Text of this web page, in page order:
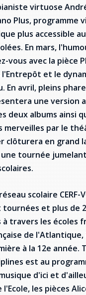
virtuose
Plus, programme
plus accessible
En mars,
vous avec la pièce
l'Entrepôt et le
En avril, pleins
une version
deux albums ainsi
merveilles par le
clôturera en grand
une tournée
scolaire CERF-
et plus de
travers les écoles
de
à la 12e année.
est au
d'ici et
les pièces